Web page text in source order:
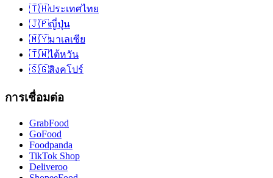
🇹🇭ประเทศไทย
🇯🇵ญี่ปุ่น
🇲🇾มาเลเซีย
🇹🇼ไต้หวัน
🇸🇬สิงคโปร์
การเชื่อมต่อ
GrabFood
GoFood
Foodpanda
TikTok Shop
Deliveroo